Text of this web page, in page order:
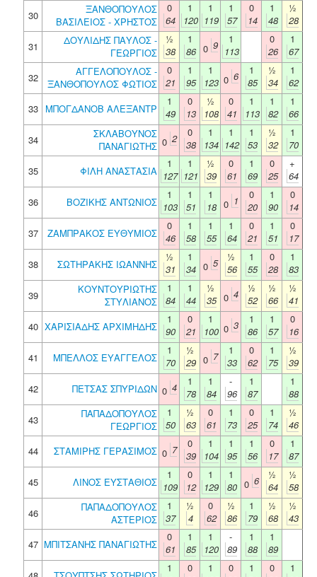
30
ΞΑΝΘΟΠΟΥΛΟΣ
ΒΑΣΙΛΕΙΟΣ - ΧΡΗΣΤΟΣ
0
64
1
120
1
119
1
57
0
14
1
48
½
28
31
ΔΟΥΛΙΔΗΣ ΠΑΥΛΟΣ -
ΓΕΩΡΓΙΟΣ
½
38
1
86 0 9
1
113
0
26
1
67
32
ΑΓΓΕΛΟΠΟΥΛΟΣ -
ΞΑΝΘΟΠΟΥΛΟΣ ΦΩΤΙΟΣ
0
21
1
95
1
123 0 6
1
85
½
34
1
62
33
ΜΠΟΓΔΑΝΟΒ ΑΛΕΞΑΝΤΡ
1
49
0
13
½
108
0
41
1
113
1
82
1
66
34
ΣΚΛΑΒΟΥΝΟΣ
ΠΑΝΑΓΙΩΤΗΣ 0 2
0
38
1
134
1
142
1
53
½
32
1
70
35
ΦΙΛΗ ΑΝΑΣΤΑΣΙΑ
1
127
1
121
½
39
0
61
1
69
0
25
+
64
36
ΒΟΖΙΚΗΣ ΑΝΤΩΝΙΟΣ
1
103
1
51
1
18 0 1
0
20
1
90
0
14
37
ΖΑΜΠΡΑΚΟΣ ΕΥΘΥΜΙΟΣ
0
46
1
58
1
55
1
64
0
21
1
51
0
17
38
ΣΩΤΗΡΑΚΗΣ ΙΩΑΝΝΗΣ
½
31
1
34 0 5
½
56
1
55
0
28
1
83
39
ΚΟΥΝΤΟΥΡΙΩΤΗΣ
ΣΤΥΛΙΑΝΟΣ
1
84
1
44
½
35 0 4
½
52
½
66
½
41
40 ΧΑΡΙΣΙΑΔΗΣ ΑΡΧΙΜΗΔΗΣ
1
90
0
21
1
100 0 3
1
86
1
57
0
16
41
ΜΠΕΛΛΟΣ ΕΥΑΓΓΕΛΟΣ
1
70
½
29 0 7
1
33
0
62
1
75
½
39
42
ΠΕΤΣΑΣ ΣΠΥΡΙΔΩΝ 0 4
1
78
1
84
-
96
1
87
1
88
43
ΠΑΠΑΔΟΠΟΥΛΟΣ
ΓΕΩΡΓΙΟΣ
1
50
½
63
0
61
1
73
0
25
1
74
½
46
44
ΣΤΑΜΙΡΗΣ ΓΕΡΑΣΙΜΟΣ 0 7
0
39
1
104
1
95
1
56
0
17
1
87
45
ΛΙΝΟΣ ΕΥΣΤΑΘΙΟΣ
1
109
0
12
1
129
1
80 0 6
½
64
½
58
46
ΠΑΠΑΔΟΠΟΥΛΟΣ
ΑΣΤΕΡΙΟΣ
1
37
½
4
0
62
½
86
1
79
½
68
½
43
47 ΜΠΙΤΣΑΝΗΣ ΠΑΝΑΓΙΩΤΗΣ
0
61
1
85
1
120
-
89
1
88
1
89
1
0
1
0
1
0
1